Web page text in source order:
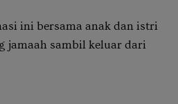
ini bersama anak dan istri
jamaah sambil keluar dari